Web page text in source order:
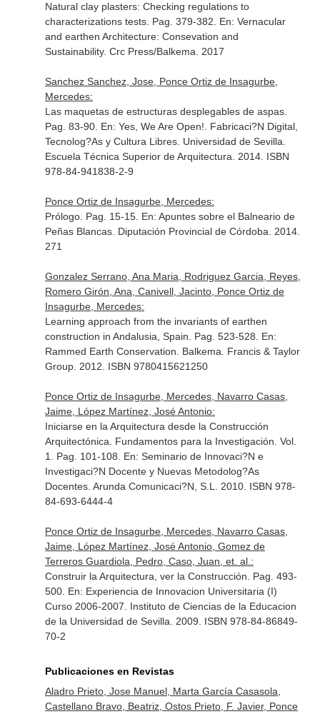
Natural clay plasters: Checking regulations to
characterizations tests. Pag. 379-382. En: Vernacular
and earthen Architecture: Consevation and
Sustainability. Crc Press/Balkema. 2017
Sanchez Sanchez, Jose, Ponce Ortiz de Insagurbe,
Mercedes:
Las maquetas de estructuras desplegables de aspas.
Pag. 83-90. En: Yes, We Are Open!. Fabricaci?N Digital,
Tecnolog?As y Cultura Libres. Universidad de Sevilla.
Escuela Técnica Superior de Arquitectura. 2014. ISBN
978-84-941838-2-9
Ponce Ortiz de Insagurbe, Mercedes:
Prólogo. Pag. 15-15. En: Apuntes sobre el Balneario de
Peñas Blancas. Diputación Provincial de Córdoba. 2014.
271
Gonzalez Serrano, Ana Maria, Rodriguez Garcia, Reyes,
Romero Girón, Ana, Canivell, Jacinto, Ponce Ortiz de
Insagurbe, Mercedes:
Learning approach from the invariants of earthen
construction in Andalusia, Spain. Pag. 523-528. En:
Rammed Earth Conservation . Balkema. Francis & Taylor
Group. 2012. ISBN 9780415621250
Ponce Ortiz de Insagurbe, Mercedes, Navarro Casas,
Jaime, López Martínez, José Antonio:
Iniciarse en la Arquitectura desde la Construcción
Arquitectónica. Fundamentos para la Investigación. Vol.
1. Pag. 101-108. En: Seminario de Innovaci?N e
Investigaci?N Docente y Nuevas Metodolog?As
Docentes. Arunda Comunicaci?N, S.L. 2010. ISBN 978-
84-693-6444-4
Ponce Ortiz de Insagurbe, Mercedes, Navarro Casas,
Jaime, López Martínez, José Antonio, Gomez de
Terreros Guardiola, Pedro, Caso, Juan, et. al.:
Construir la Arquitectura, ver la Construcción. Pag. 493-
500. En: Experiencia de Innovacion Universitaria (I)
Curso 2006-2007 . Instituto de Ciencias de la Educacion
de la Universidad de Sevilla. 2009. ISBN 978-84-86849-
70-2
Publicaciones en Revistas
Aladro Prieto, Jose Manuel, Marta García Casasola,
Castellano Bravo, Beatriz, Ostos Prieto, F. Javier, Ponce